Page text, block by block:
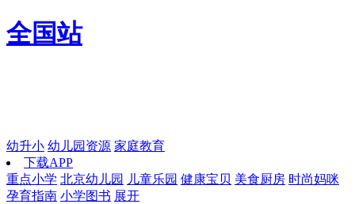
全国站
幼升小 幼儿园资源 家庭教育
下载APP
重点小学 北京幼儿园 儿童乐园 健康宝贝 美食厨房 时尚妈咪
孕育指南 小学图书 展开